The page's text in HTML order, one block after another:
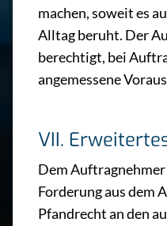
machen, soweit es
Alltag beruht. Der
berechtigt, bei
angemessene
VII.
Dem
Forderung aus dem
Pfandrecht an den